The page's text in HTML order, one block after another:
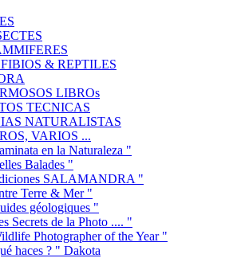
& REPTILES
LIBROs
TECNICAS
NATURALISTAS
VARIOS ...
en la Naturaleza "
Balades "
SALAMANDRA "
Terre & Mer "
géologiques "
Secrets de la Photo .... "
Photographer of the Year "
haces ? " Dakota